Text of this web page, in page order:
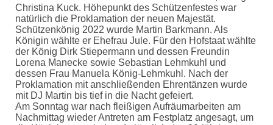
Christina Kuck. Höhepunkt des Schützenfestes war
natürlich die Proklamation der neuen Majestät.
Schützenkönig 2022 wurde Martin Barkmann. Als
Königin wählte er Ehefrau Jule. Für den Hofstaat wählte
der König Dirk Stiepermann und dessen Freundin
Lorena Manecke sowie Sebastian Lehmkuhl und
dessen Frau Manuela König-Lehmkuhl. Nach der
Proklamation mit anschließenden Ehrentänzen wurde
mit DJ Martin bis tief in die Nacht gefeiert.
Am Sonntag war nach fleißigen Aufräumarbeiten am
Nachmittag wieder Antreten am Festplatz angesagt, um